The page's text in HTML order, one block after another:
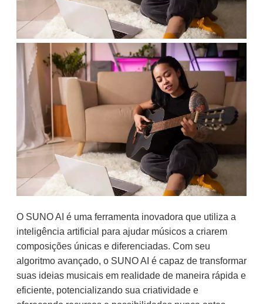
O SUNO AI é uma ferramenta inovadora que utiliza a
inteligência artificial para ajudar músicos a criarem
composições únicas e diferenciadas. Com seu
algoritmo avançado, o SUNO AI é capaz de transformar
suas ideias musicais em realidade de maneira rápida e
eficiente, potencializando sua criatividade e